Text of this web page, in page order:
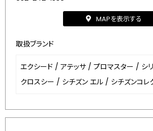
MAPを表示する
取扱ブランド
エクシード / アテッサ / プロマスター / シ
クロスシー / シチズン エル / シチズンコレ